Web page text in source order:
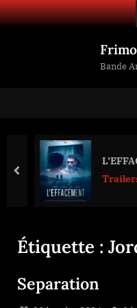
Skip
to
Bande
Trailers
prev
Étiquette :
Separation